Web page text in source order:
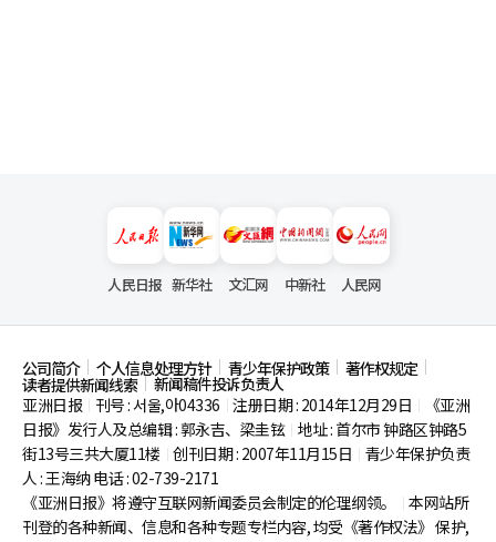
人民日报 新华社 文汇网 中新社 人民网
公司简介 个人信息处理方针 青少年保护政策 著作权规定
读者提供新闻线索
新闻稿件投诉负责人
亚洲日报
刊号 : 서울,아04336 注册日期 : 2014年12月29日
《亚洲
日报》发行人及总编辑 : 郭永吉、梁圭铉 地址 : 首尔市钟路区钟路5
街13号三共大厦11楼 创刊日期 : 2007年11月15日
青少年保护负责
人 : 王海纳 电话 : 02-739-2171
《亚洲日报》将遵守互联网新闻委员会制定的伦理纲领。
本网站所
刊登的各种新闻、信息和各种专题专栏内容, 均受《著作权法》 保护,